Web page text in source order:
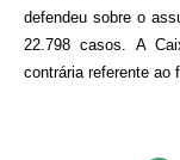
defendeu sobre o
22.798 casos. A
contrária referente ao